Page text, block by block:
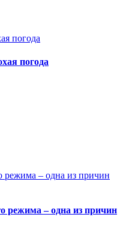
погода
погода
режима – одна из причин
режима – одна из причин